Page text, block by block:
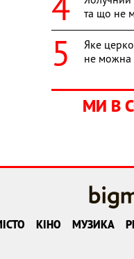
та що не
Яке
не можна
МИ В
КІНО МУЗИКА